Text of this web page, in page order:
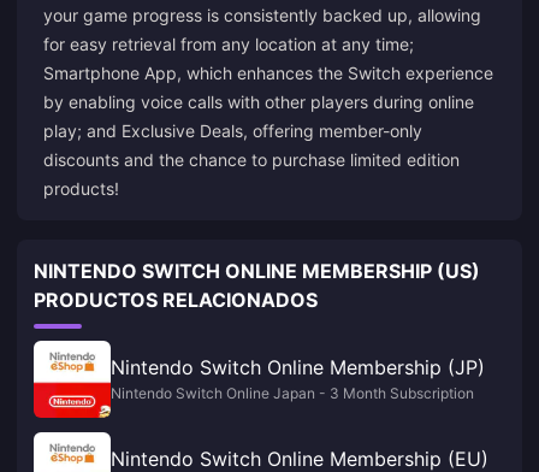
your game progress is consistently backed up, allowing
for easy retrieval from any location at any time;
Smartphone App, which enhances the Switch experience
by enabling voice calls with other players during online
play; and Exclusive Deals, offering member-only
discounts and the chance to purchase limited edition
products!
NINTENDO SWITCH ONLINE MEMBERSHIP (US)
PRODUCTOS RELACIONADOS
Nintendo Switch Online Membership (JP)
Nintendo Switch Online Japan - 3 Month Subscription
Nintendo Switch Online Membership (EU)